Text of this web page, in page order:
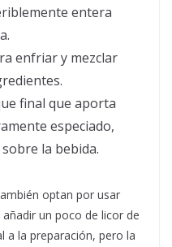
entera
enfriar y mezclar
final que aporta
especiado,
la bebida.
optan por usar
un poco de licor de
a la preparación, pero la